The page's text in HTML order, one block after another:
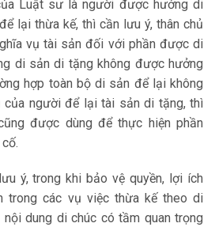
Luật sư là người được hưởng di
lại thừa kế, thì cần lưu ý, thân chủ
vụ tài sản đối với phần được di
di sản di tặng không được hưởng
hợp toàn bộ di sản để lại không
của người để lại tài sản di tặng, thì
được dùng để thực hiện phần
ý, trong khi bảo vệ quyền, lợi ích
trong các vụ việc thừa kế theo di
dung di chúc có tầm quan trọng